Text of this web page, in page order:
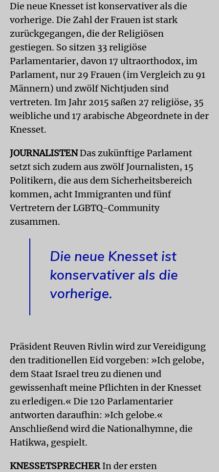
Die neue Knesset ist konservativer als die
vorherige. Die Zahl der Frauen ist stark
zurückgegangen, die der Religiösen
gestiegen. So sitzen 33 religiöse
Parlamentarier, davon 17 ultraorthodox, im
Parlament, nur 29 Frauen (im Vergleich zu 91
Männern) und zwölf Nichtjuden sind
vertreten. Im Jahr 2015 saßen 27 religiöse, 35
weibliche und 17 arabische Abgeordnete in der
Knesset.
JOURNALISTENDas zukünftige Parlament
setzt sich zudem aus zwölf Journalisten, 15
Politikern, die aus dem Sicherheitsbereich
kommen, acht Immigranten und fünf
Vertretern der LGBTQ-Community
zusammen.
Die neue Knesset ist
konservativer als die
vorherige.
Präsident Reuven Rivlin wird zur Vereidigung
den traditionellen Eid vorgeben: »Ich gelobe,
dem Staat Israel treu zu dienen und
gewissenhaft meine Pflichten in der Knesset
zu erledigen.« Die 120 Parlamentarier
antworten daraufhin: »Ich gelobe.«
Anschließend wird die Nationalhymne, die
Hatikwa, gespielt.
KNESSETSPRECHERIn der ersten